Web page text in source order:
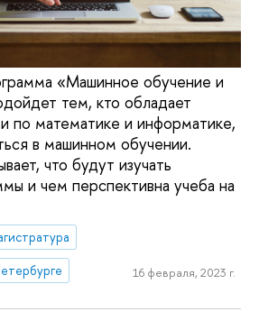
«Машинное обучение и
тем, кто обладает
по математике и информатике,
в машинном обучении.
что будут изучать
и чем перспективна учеба на
16 февраля, 2023 г.